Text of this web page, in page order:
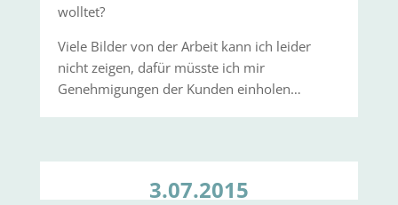
wolltet?
Viele Bilder von der Arbeit kann ich leider
nicht zeigen, dafür müsste ich mir
Genehmigungen der Kunden einholen…
3.07.2015